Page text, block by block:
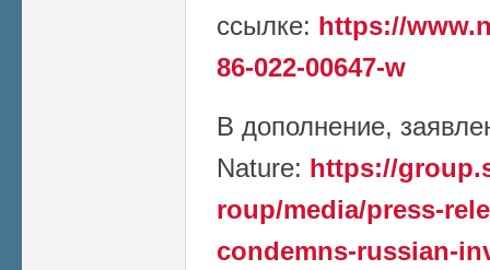
ссылке: https://
86-022-00647-w
В дополнение,
Nature: https://
roup/media/press-
condemns-russian-